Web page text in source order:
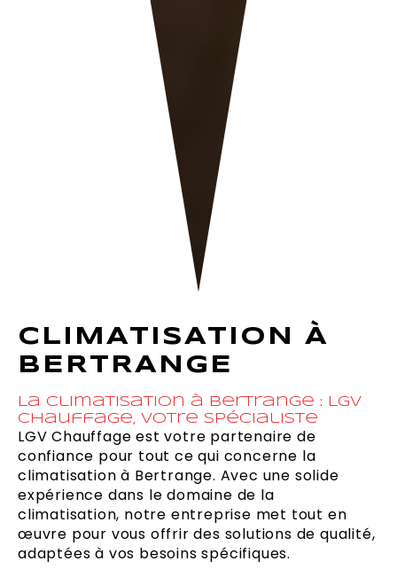
CLIMATISATION À
BERTRANGE
La climatisation à Bertrange : LGV
Chauffage, votre spécialiste
LGV Chauffage est votre partenaire de
confiance pour tout ce qui concerne la
climatisation à Bertrange. Avec une solide
expérience dans le domaine de la
climatisation, notre entreprise met tout en
œuvre pour vous offrir des solutions de qualité,
adaptées à vos besoins spécifiques.